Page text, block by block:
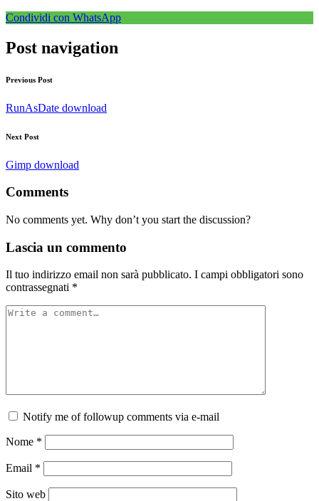
Condividi con WhatsApp
Post navigation
Previous Post
RunAsDate download
Next Post
Gimp download
Comments
No comments yet. Why don’t you start the discussion?
Lascia un commento
Il tuo indirizzo email non sarà pubblicato. I campi obbligatori sono
contrassegnati *
Notify me of followup comments via e-mail
Nome *
Email *
Sito web